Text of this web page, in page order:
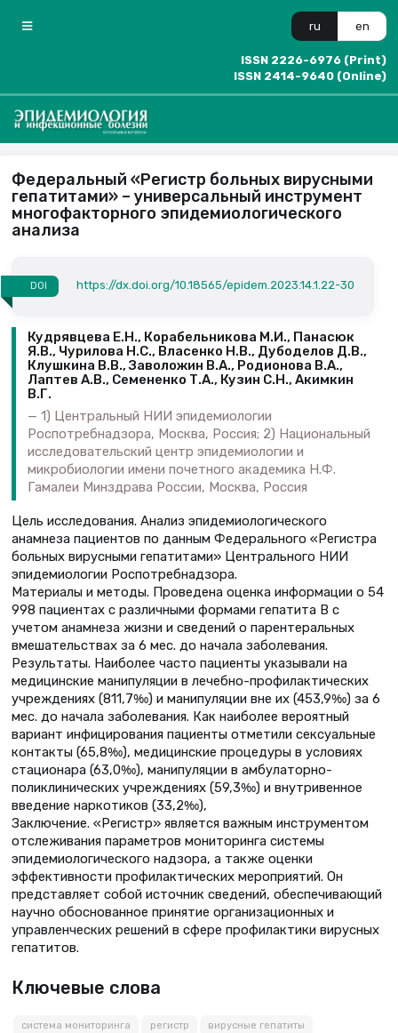
ru en
ISSN 2226-6976 (Print)
ISSN 2414-9640 (Online)
Федеральный «Регистр больных вирусными
гепатитами» – универсальный инструмент
многофакторного эпидемиологического
анализа
DOI https://dx.doi.org/10.18565/epidem.2023.14.1.22-30
Кудрявцева Е.Н., Корабельникова М.И., Панасюк
Я.В., Чурилова Н.С., Власенко Н.В., Дубоделов Д.В.,
Клушкина В.В., Заволожин В.А., Родионова В.А.,
Лаптев А.В., Семененко Т.А., Кузин С.Н., Акимкин
В.Г.
1) Центральный НИИ эпидемиологии
Роспотребнадзора, Москва, Россия; 2) Национальный
исследовательский центр эпидемиологии и
микробиологии имени почетного академика Н.Ф.
Гамалеи Минздрава России, Москва, Россия
Цель исследования. Анализ эпидемиологического
анамнеза пациентов по данным Федерального «Регистра
больных вирусными гепатитами» Центрального НИИ
эпидемиологии Роспотребнадзора.
Материалы и методы. Проведена оценка информации о 54
998 пациентах с различными формами гепатита В с
учетом анамнеза жизни и сведений о парентеральных
вмешательствах за 6 мес. до начала заболевания.
Результаты. Наиболее часто пациенты указывали на
медицинские манипуляции в лечебно-профилактических
учреждениях (811,7‰) и манипуляции вне их (453,9‰) за 6
мес. до начала заболевания. Как наиболее вероятный
вариант инфицирования пациенты отметили сексуальные
контакты (65,8‰), медицинские процедуры в условиях
стационара (63,0‰), манипуляции в амбулаторно-
поликлинических учреждениях (59,3‰) и внутривенное
введение наркотиков (33,2‰),
Заключение. «Регистр» является важным инструментом
отслеживания параметров мониторинга системы
эпидемиологического надзора, а также оценки
эффективности профилактических мероприятий. Он
представляет собой источник сведений, обеспечивающий
научно обоснованное принятие организационных и
управленческих решений в сфере профилактики вирусных
гепатитов.
Ключевые слова
система мониторинга регистр вирусные гепатиты